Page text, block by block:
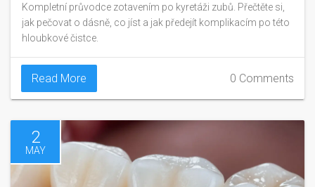
Kompletní průvodce zotavením po kyretáži zubů. Přečtěte si,
jak pečovat o dásně, co jíst a jak předejít komplikacím po této
hloubkové čistce.
Read More 0 Comments
2
MAY